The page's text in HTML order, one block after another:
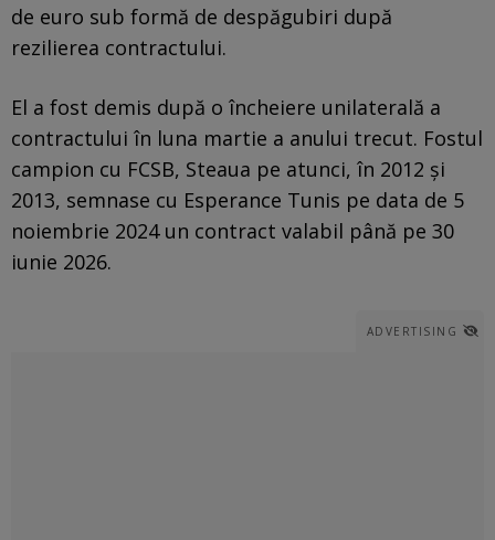
de euro sub formă de despăgubiri după
rezilierea contractului.
El a fost demis după o încheiere unilaterală a
contractului în luna martie a anului trecut. Fostul
campion cu FCSB, Steaua pe atunci, în 2012 și
2013, semnase cu Esperance Tunis pe data de 5
noiembrie 2024 un contract valabil până pe 30
iunie 2026.
ADVERTISING